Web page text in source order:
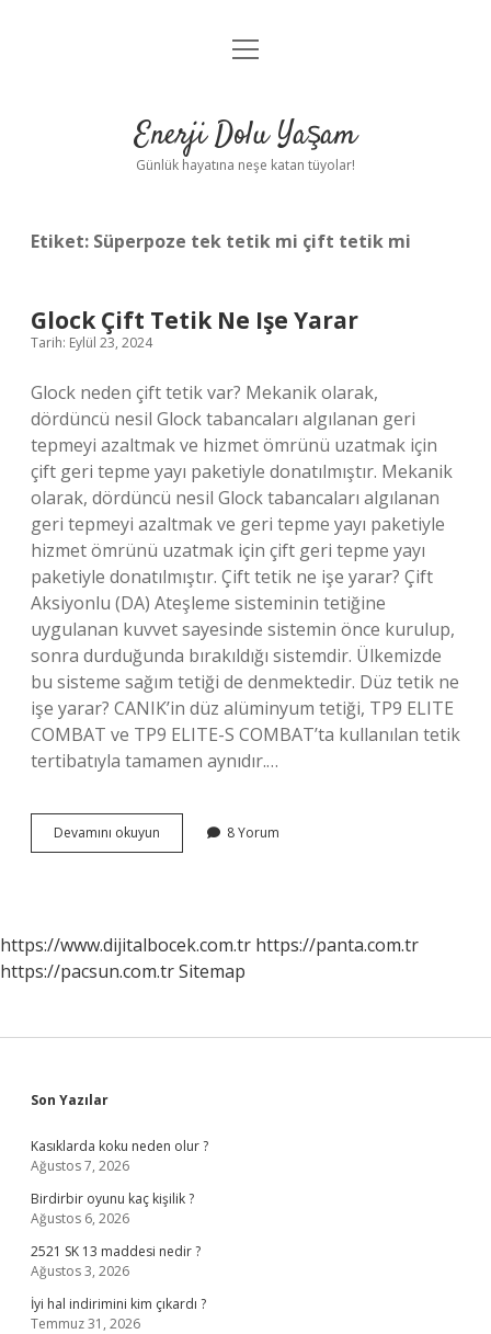
Anasayfa
Yasal Uyarı
menüyü
Enerji Dolu Yaşam
Günlük hayatına neşe katan tüyolar!
Etiket: Süperpoze tek tetik mi çift tetik mi
Glock Çift Tetik Ne Işe Yarar
Tarih: Eylül 23, 2024
Glock neden çift tetik var? Mekanik olarak,
dördüncü nesil Glock tabancaları algılanan geri
tepmeyi azaltmak ve hizmet ömrünü uzatmak için
çift geri tepme yayı paketiyle donatılmıştır. Mekanik
olarak, dördüncü nesil Glock tabancaları algılanan
geri tepmeyi azaltmak ve geri tepme yayı paketiyle
hizmet ömrünü uzatmak için çift geri tepme yayı
paketiyle donatılmıştır. Çift tetik ne işe yarar? Çift
Aksiyonlu (DA) Ateşleme sisteminin tetiğine
uygulanan kuvvet sayesinde sistemin önce kurulup,
sonra durduğunda bırakıldığı sistemdir. Ülkemizde
bu sisteme sağım tetiği de denmektedir. Düz tetik ne
işe yarar? CANIK’in düz alüminyum tetiği, TP9 ELITE
COMBAT ve TP9 ELITE-S COMBAT’ta kullanılan tetik
tertibatıyla tamamen aynıdır.…
Devamını okuyun
Çift
8 Yorum
https://www.dijitalbocek.com.tr https://panta.com.tr
https://pacsun.com.trSitemap
Sidebar
Son Yazılar
Kasıklarda koku neden olur ?
Ağustos 7, 2026
Birdirbir oyunu kaç kişilik ?
Ağustos 6, 2026
2521 SK 13 maddesi nedir ?
Ağustos 3, 2026
İyi hal indirimini kim çıkardı ?
Temmuz 31, 2026